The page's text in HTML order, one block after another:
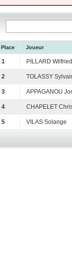
Place Joueur
1 PILLARD Wilfried
2 TOLASSY
3 APPAGANOU
4 CHAPELET
5 VILAS Solange